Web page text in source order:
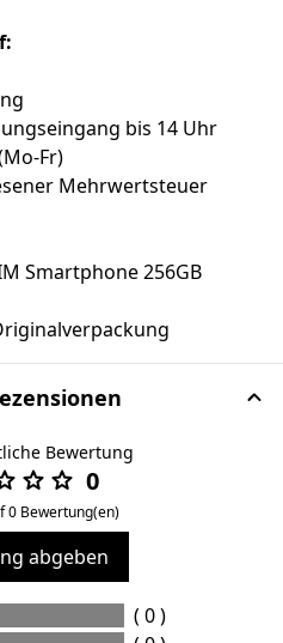
bis 14 Uhr
Fr)
Mehrwertsteuer
Smartphone 256GB
Bewertung
0
0 Bewertung(en)
abgeben
( 0 )